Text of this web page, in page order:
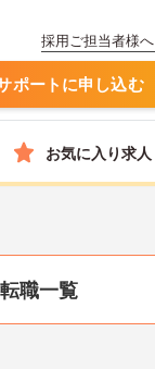
採用ご担当者様へ
ポートに申し込む
お気に入り求人
職一覧